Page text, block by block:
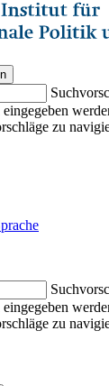
zu
zu